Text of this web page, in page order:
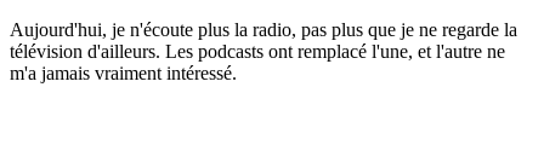
Aujourd'hui, je n'écoute plus la radio, pas plus que je ne regarde la
télévision d'ailleurs. Les podcasts ont remplacé l'une, et l'autre ne
m'a jamais vraiment intéressé.